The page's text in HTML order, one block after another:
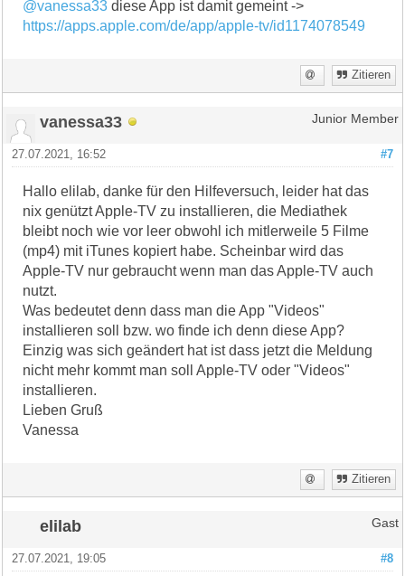
@vanessa33 diese App ist damit gemeint ->
https://apps.apple.com/de/app/apple-tv/id1174078549
Zitieren
vanessa33 Junior Member
#7
27.07.2021, 16:52
Hallo elilab, danke für den Hilfeversuch, leider hat das
nix genützt Apple-TV zu installieren, die Mediathek
bleibt noch wie vor leer obwohl ich mitlerweile 5 Filme
(mp4) mit iTunes kopiert habe. Scheinbar wird das
Apple-TV nur gebraucht wenn man das Apple-TV auch
nutzt.
Was bedeutet denn dass man die App "Videos"
installieren soll bzw. wo finde ich denn diese App?
Einzig was sich geändert hat ist dass jetzt die Meldung
nicht mehr kommt man soll Apple-TV oder "Videos"
installieren.
Lieben Gruß
Vanessa
Zitieren
elilab Gast
#8
27.07.2021, 19:05